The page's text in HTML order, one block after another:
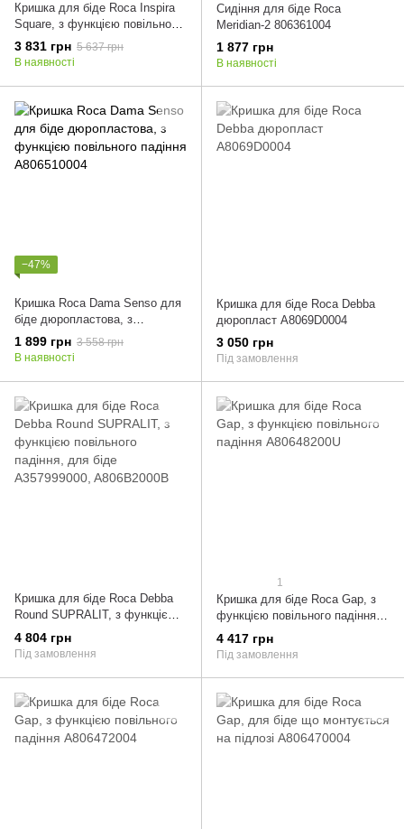
Кришка для біде Roca Inspira
Square, з функцією повільного
падіння, матеріал - Supralit
A80653200B
3 831 грн 5 637 грн
В наявності
Сидіння для біде Roca
Meridian-2 806361004
1 877 грн
В наявності
−47%
Кришка Roca Dama Senso для
біде дюропластова, з
функцією повільного падіння
A806510004
1 899 грн 3 558 грн
В наявності
Кришка для біде Roca Debba
дюропласт A8069D0004
3 050 грн
Під замовлення
Кришка для біде Roca Debba
Round SUPRALIT, з функцією
повільного падіння, для біде
A357999000, A806B2000B
4 804 грн
Під замовлення
1
Кришка для біде Roca Gap, з
функцією повільного падіння
A80648200U
4 417 грн
Під замовлення